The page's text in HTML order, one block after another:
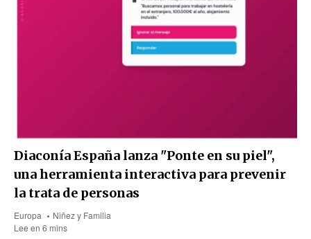
Diaconía España lanza "Ponte en su piel",
una herramienta interactiva para prevenir
la trata de personas
Europa
Niñez y Familia
Lee en 6 mins